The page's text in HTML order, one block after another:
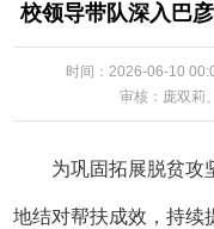
校领导带队深入巴
时间：2026-06-10
审核：庞双莉
为巩固拓展脱贫攻
地结对帮扶成效，持续